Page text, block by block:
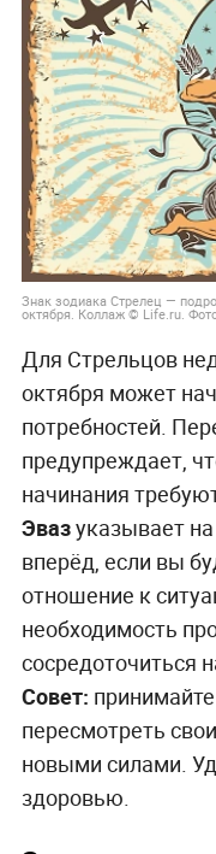
Знак зодиака Стрелец —
октября. Коллаж © Life.ru.
Для Стрельцов
октября может
потребностей.
предупреждает,
начинания
Эвазуказывает
вперёд, если вы
отношение к
необходимость
сосредоточиться
Совет:
пересмотреть
новыми силами.
здоровью.